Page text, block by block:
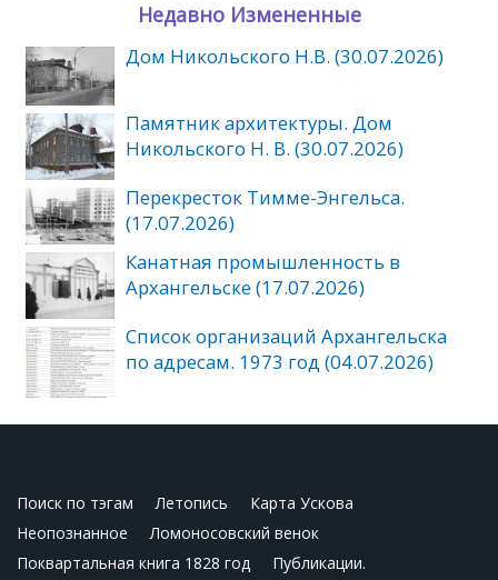
Недавно Измененные
Дом Никольского Н.В. (30.07.2026)
Памятник архитектуры. Дом
Никольского Н. В. (30.07.2026)
Перекресток Тимме-Энгельса.
(17.07.2026)
Канатная промышленность в
Архангельске (17.07.2026)
Список организаций Архангельска
по адресам. 1973 год (04.07.2026)
Поиск по тэгам Летопись
Карта Ускова
Неопознанное
Ломоносовский венок
Поквартальная книга 1828 год
Публикации.